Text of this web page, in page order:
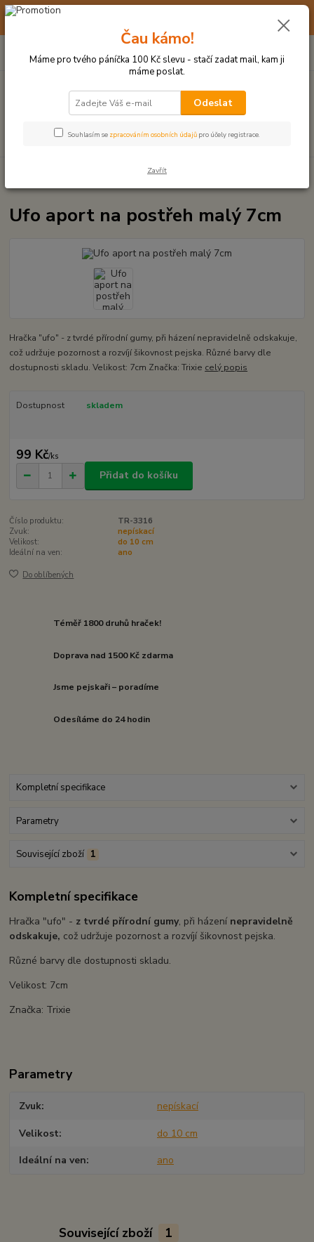
☀️ 10. - 14. SRPNA 2026 MÁME DOVOLENOU ☀️ OBJEDNÁVKY
Hledat
po–pá: 9–17 hod.
za0 Kč
HRAČKY Z TVRDÉ GUMY, PLASTU
Ufo aport na postřeh malý 7cm
Hračka "ufo" - z tvrdé přírodní gumy, při házení nepravidelně odskakuje,
což udržuje pozornost a rozvíjí šikovnost pejska. Různé barvy dle
dostupnosti skladu. Velikost: 7cm Značka: Trixie celý popis
Dostupnost skladem
99 Kč/ks
Přidat do košíku
Číslo produktu:
TR-3316
Zvuk:
nepískací
Velikost:
do 10 cm
Ideální na ven:
ano
Do oblíbených
Téměř 1800 druhů hraček!
Doprava nad 1500 Kč zdarma
Jsme pejskaři – poradíme
Odesíláme do 24 hodin
Kompletní specifikace
Parametry
Související zboží 1
Kompletní specifikace
Hračka "ufo" - z tvrdé přírodní gumy, při házení nepravidelně
odskakuje, což udržuje pozornost a rozvíjí šikovnost pejska.
Různé barvy dle dostupnosti skladu.
Velikost: 7cm
Značka: Trixie
Parametry
Zvuk nepískací
Velikost do 10 cm
Ideální na ven ano
Související zboží 1
Čau kámo!
Máme pro tvého páníčka 100 Kč slevu - stačí zadat mail, kam ji
máme poslat.
Odeslat
Souhlasím se zpracováním osobních údajů pro účely registrace.
Zavřít